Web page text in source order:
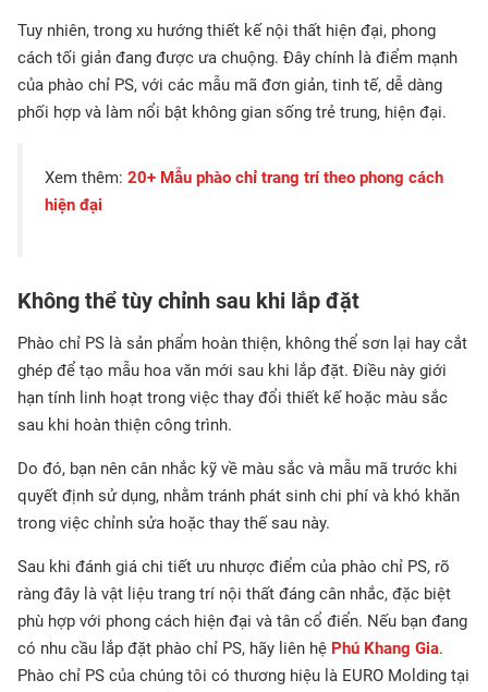
Tuy nhiên, trong xu hướng thiết kế nội thất hiện đại, phong
cách tối giản đang được ưa chuộng. Đây chính là điểm mạnh
của phào chỉ PS, với các mẫu mã đơn giản, tinh tế, dễ dàng
phối hợp và làm nổi bật không gian sống trẻ trung, hiện đại.
Xem thêm: 20+ Mẫu phào chỉ trang trí theo phong cách
hiện đại
Không thể tùy chỉnh sau khi lắp đặt
Phào chỉ PS là sản phẩm hoàn thiện, không thể sơn lại hay cắt
ghép để tạo mẫu hoa văn mới sau khi lắp đặt. Điều này giới
hạn tính linh hoạt trong việc thay đổi thiết kế hoặc màu sắc
sau khi hoàn thiện công trình.
Do đó, bạn nên cân nhắc kỹ về màu sắc và mẫu mã trước khi
quyết định sử dụng, nhằm tránh phát sinh chi phí và khó khăn
trong việc chỉnh sửa hoặc thay thế sau này.
Sau khi đánh giá chi tiết ưu nhược điểm của phào chỉ PS, rõ
ràng đây là vật liệu trang trí nội thất đáng cân nhắc, đặc biệt
phù hợp với phong cách hiện đại và tân cổ điển. Nếu bạn đang
có nhu cầu lắp đặt phào chỉ PS, hãy liên hệ Phú Khang Gia.
Phào chỉ PS của chúng tôi có thương hiệu là EURO Molding tại